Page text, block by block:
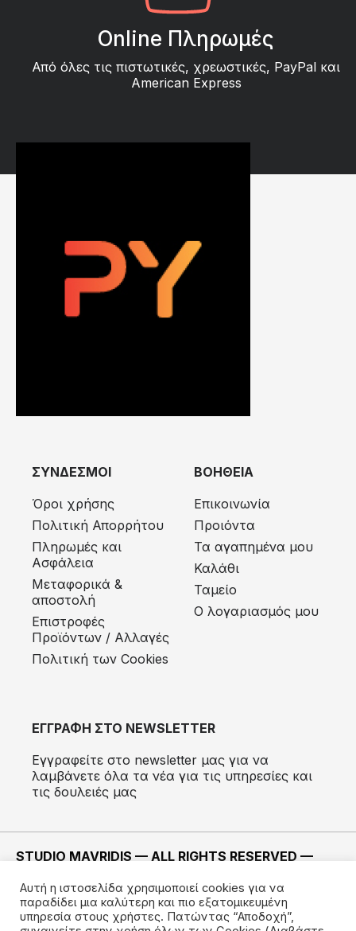
Online Πληρωμές
Από όλες τις πιστωτικές, χρεωστικές, PayPal και
American Express
ΣΥΝΔΕΣΜΟΙ
Όροι χρήσης
Πολιτική Απορρήτου
Πληρωμές και
Ασφάλεια
Μεταφορικά &
αποστολή
Eπιστροφές
Προϊόντων / Αλλαγές
Πολιτική των Cookies
ΒΟΗΘΕΙΑ
Επικοινωνία
Προιόντα
Τα αγαπημένα μου
Καλάθι
Ταμείο
Ο λογαριασμός μου
ΕΓΓΡΑΦΗ ΣΤΟ NEWSLETTER
Εγγραφείτε στο newsletter μας για να
λαμβάνετε όλα τα νέα για τις υπηρεσίες και
τις δουλειές μας
STUDIO MAVRIDIS — ALL RIGHTS RESERVED —
ΚΑΤΑΣΚΕΥΗ —IMODE
Αυτή η ιστοσελίδα χρησιμοποιεί cookies για να
παραδίδει μια καλύτερη και πιο εξατομικευμένη
υπηρεσία στους χρήστες. Πατώντας “Αποδοχή”,